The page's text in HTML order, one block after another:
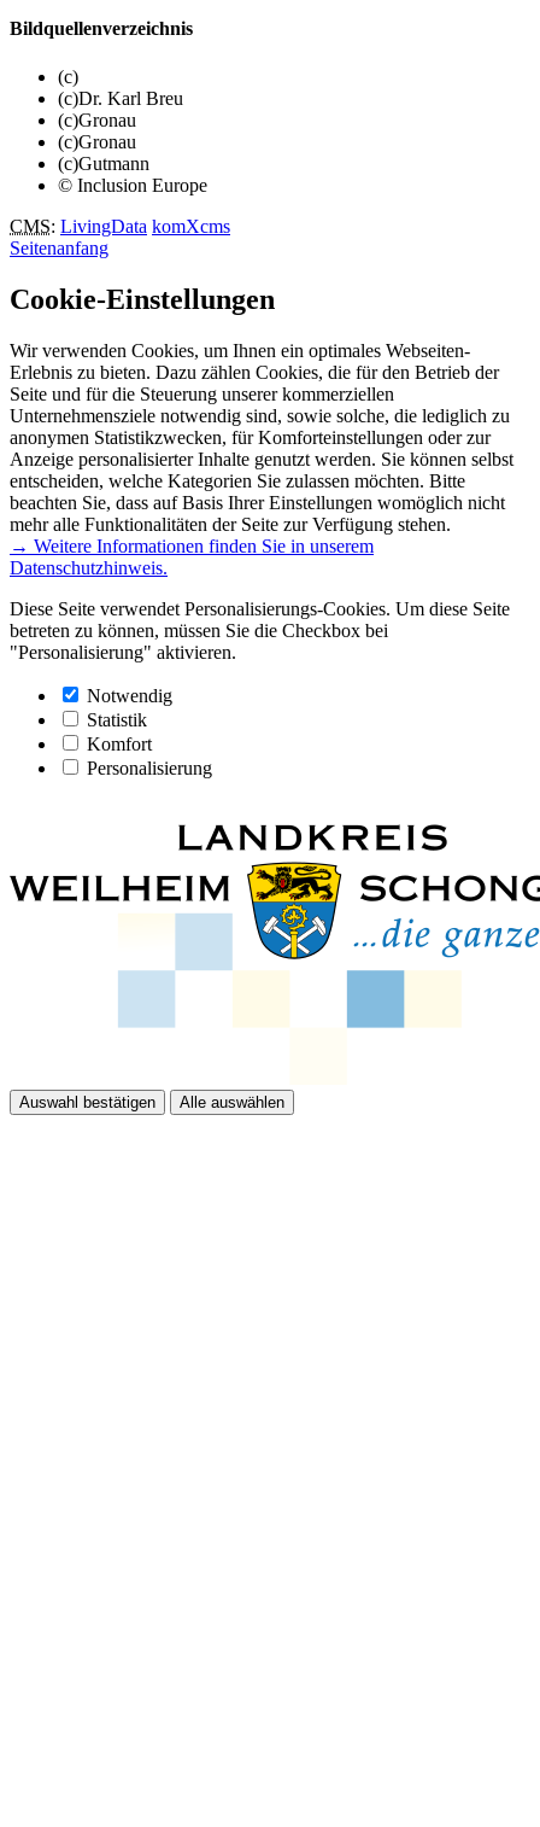
Bildquellenverzeichnis
(c)
(c)Dr. Karl Breu
(c)Gronau
(c)Gronau
(c)Gutmann
© Inclusion Europe
CMS: LivingData komXcms
Seitenanfang
Cookie-Einstellungen
Wir verwenden Cookies, um Ihnen ein optimales Webseiten-
Erlebnis zu bieten. Dazu zählen Cookies, die für den Betrieb der
Seite und für die Steuerung unserer kommerziellen
Unternehmensziele notwendig sind, sowie solche, die lediglich zu
anonymen Statistikzwecken, für Komforteinstellungen oder zur
Anzeige personalisierter Inhalte genutzt werden. Sie können selbst
entscheiden, welche Kategorien Sie zulassen möchten. Bitte
beachten Sie, dass auf Basis Ihrer Einstellungen womöglich nicht
mehr alle Funktionalitäten der Seite zur Verfügung stehen.
→ Weitere Informationen finden Sie in unserem
Datenschutzhinweis.
Diese Seite verwendet Personalisierungs-Cookies. Um diese Seite
betreten zu können, müssen Sie die Checkbox bei
"Personalisierung" aktivieren.
Notwendig
Statistik
Komfort
Personalisierung
Auswahl bestätigen Alle auswählen